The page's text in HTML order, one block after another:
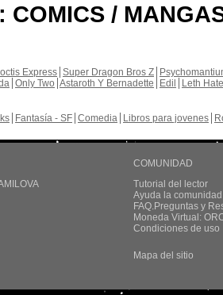
: COMICS /
Express Super Dragon Bros Z
Only Two Astaroth Y Bernadette Edil
Leth Hate
Fantasía - SF Comedia Libros para jovenes
COMUNIDAD
Tutorial del lector
Ayuda la
FAQ.Preguntas y
Moneda Virtual:
Condiciones de uso
Mapa del sitio